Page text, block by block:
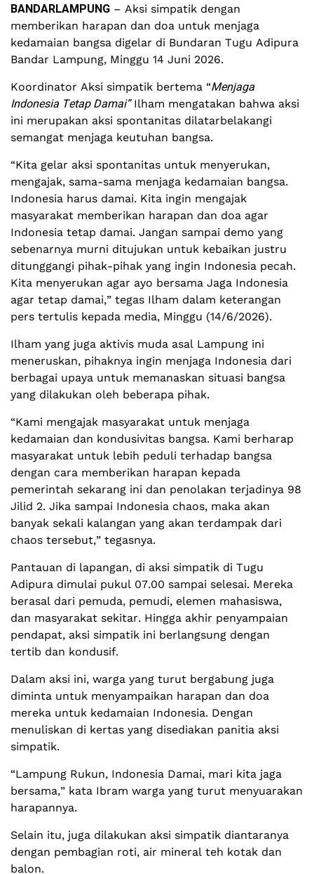
BANDARLAMPUNG – Aksi simpatik dengan
memberikan harapan dan doa untuk menjaga
kedamaian bangsa digelar di Bundaran Tugu Adipura
Bandar Lampung, Minggu 14 Juni 2026.
Koordinator Aksi simpatik bertema “Menjaga
Indonesia Tetap Damai”Ilham mengatakan bahwa aksi
ini merupakan aksi spontanitas dilatarbelakangi
semangat menjaga keutuhan bangsa.
“Kita gelar aksi spontanitas untuk menyerukan,
mengajak, sama-sama menjaga kedamaian bangsa.
Indonesia harus damai. Kita ingin mengajak
masyarakat memberikan harapan dan doa agar
Indonesia tetap damai. Jangan sampai demo yang
sebenarnya murni ditujukan untuk kebaikan justru
ditunggangi pihak-pihak yang ingin Indonesia pecah.
Kita menyerukan agar ayo bersama Jaga Indonesia
agar tetap damai,” tegas Ilham dalam keterangan
pers tertulis kepada media, Minggu (14/6/2026).
Ilham yang juga aktivis muda asal Lampung ini
meneruskan, pihaknya ingin menjaga Indonesia dari
berbagai upaya untuk memanaskan situasi bangsa
yang dilakukan oleh beberapa pihak.
“Kami mengajak masyarakat untuk menjaga
kedamaian dan kondusivitas bangsa. Kami berharap
masyarakat untuk lebih peduli terhadap bangsa
dengan cara memberikan harapan kepada
pemerintah sekarang ini dan penolakan terjadinya 98
Jilid 2. Jika sampai Indonesia chaos, maka akan
banyak sekali kalangan yang akan terdampak dari
chaos tersebut,” tegasnya.
Pantauan di lapangan, di aksi simpatik di Tugu
Adipura dimulai pukul 07.00 sampai selesai. Mereka
berasal dari pemuda, pemudi, elemen mahasiswa,
dan masyarakat sekitar. Hingga akhir penyampaian
pendapat, aksi simpatik ini berlangsung dengan
tertib dan kondusif.
Dalam aksi ini, warga yang turut bergabung juga
diminta untuk menyampaikan harapan dan doa
mereka untuk kedamaian Indonesia. Dengan
menuliskan di kertas yang disediakan panitia aksi
simpatik.
“Lampung Rukun, Indonesia Damai, mari kita jaga
bersama,” kata Ibram warga yang turut menyuarakan
harapannya.
Selain itu, juga dilakukan aksi simpatik diantaranya
dengan pembagian roti, air mineral teh kotak dan
balon.